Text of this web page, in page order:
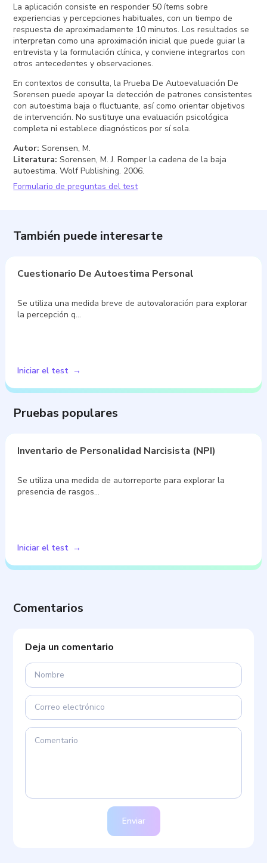
La aplicación consiste en responder 50 ítems sobre
experiencias y percepciones habituales, con un tiempo de
respuesta de aproximadamente 10 minutos. Los resultados se
interpretan como una aproximación inicial que puede guiar la
entrevista y la formulación clínica, y conviene integrarlos con
otros antecedentes y observaciones.
En contextos de consulta, la Prueba De Autoevaluación De
Sorensen puede apoyar la detección de patrones consistentes
con autoestima baja o fluctuante, así como orientar objetivos
de intervención. No sustituye una evaluación psicológica
completa ni establece diagnósticos por sí sola.
Autor: Sorensen, M.
Literatura: Sorensen, M. J. Romper la cadena de la baja
autoestima. Wolf Publishing. 2006.
Formulario de preguntas del test
También puede interesarte
Cuestionario De Autoestima Personal
Se utiliza una medida breve de autovaloración para explorar
la percepción q…
Iniciar el test
Pruebas populares
Inventario de Personalidad Narcisista (NPI)
Se utiliza una medida de autorreporte para explorar la
presencia de rasgos…
Iniciar el test
Comentarios
Deja un comentario
Enviar